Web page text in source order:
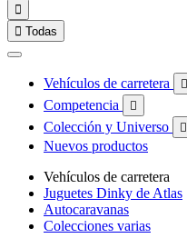

 Todas
Vehículos de carretera 
Competencia 
Colección y Universo 
Nuevos productos
Vehículos de carretera
Juguetes Dinky de Atlas
Autocaravanas
Colecciones varias